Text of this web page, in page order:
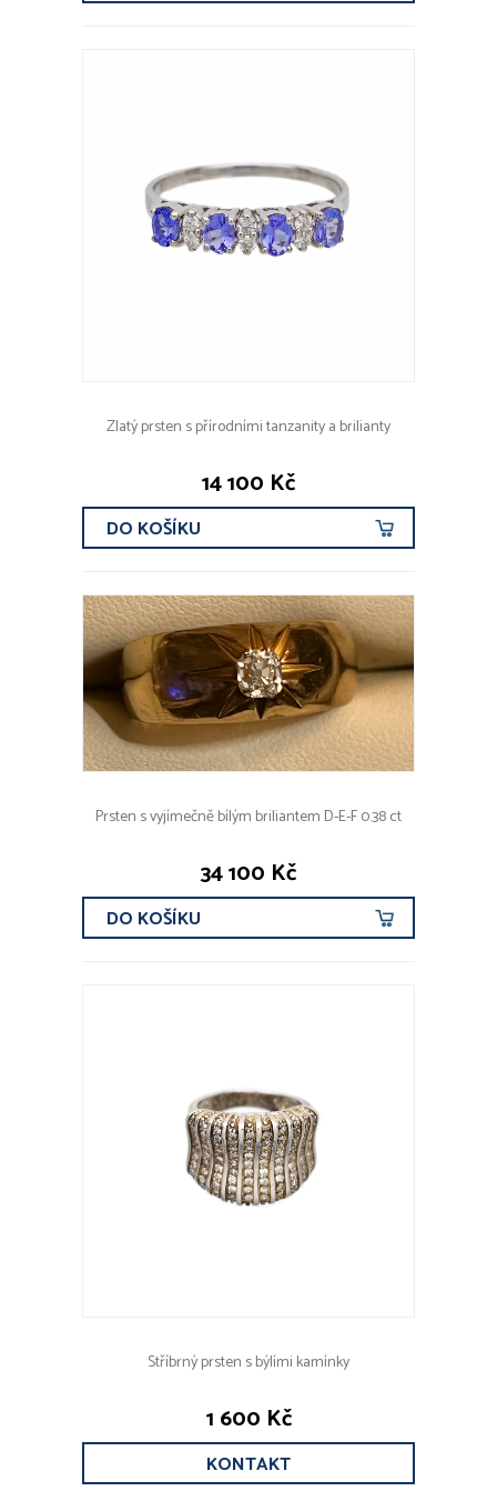
Zlatý prsten s přírodními tanzanity a brilianty
14 100 Kč
DO KOŠÍKU
Prsten s vyjímečně bílým briliantem D-E-F 0.38 ct
34 100 Kč
DO KOŠÍKU
Stříbrný prsten s býlími kamínky
1 600 Kč
KONTAKT